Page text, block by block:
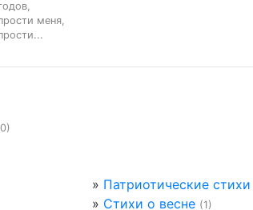
меня,
» Патриотические стихи
» Стихи о весне (1)